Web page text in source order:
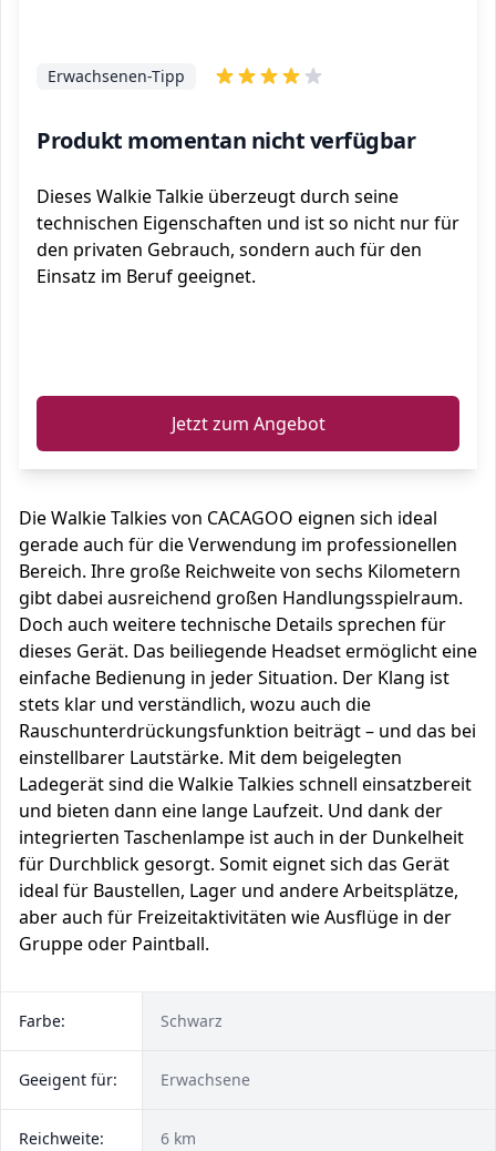
Produkt momentan nicht verfügbar
Erwachsenen-Tipp
Dieses Walkie Talkie überzeugt durch seine
technischen Eigenschaften und ist so nicht nur für
den privaten Gebrauch, sondern auch für den
Einsatz im Beruf geeignet.
Jetzt zum Angebot
Die Walkie Talkies von CACAGOO eignen sich ideal
gerade auch für die Verwendung im professionellen
Bereich. Ihre große Reichweite von sechs Kilometern
gibt dabei ausreichend großen Handlungsspielraum.
Doch auch weitere technische Details sprechen für
dieses Gerät. Das beiliegende Headset ermöglicht eine
einfache Bedienung in jeder Situation. Der Klang ist
stets klar und verständlich, wozu auch die
Rauschunterdrückungsfunktion beiträgt – und das bei
einstellbarer Lautstärke. Mit dem beigelegten
Ladegerät sind die Walkie Talkies schnell einsatzbereit
und bieten dann eine lange Laufzeit. Und dank der
integrierten Taschenlampe ist auch in der Dunkelheit
für Durchblick gesorgt. Somit eignet sich das Gerät
ideal für Baustellen, Lager und andere Arbeitsplätze,
aber auch für Freizeitaktivitäten wie Ausflüge in der
Gruppe oder Paintball.
Farbe: Schwarz
Geeigent für: Erwachsene
Reichweite: 6 km